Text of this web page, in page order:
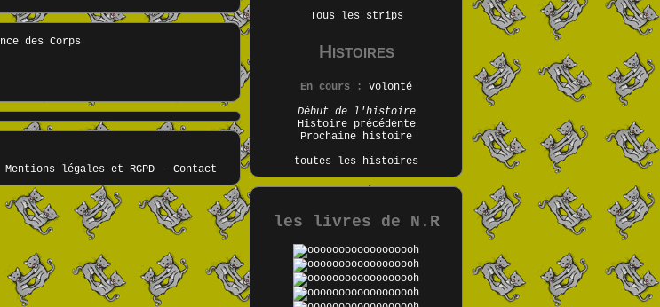
Mentions légales et RGPD- Contact
Tous les strips
Histoires
En cours :
Volonté
Début de l'histoire
Histoire précédente
Prochaine histoire
toutes les histoires
les livres de N.R